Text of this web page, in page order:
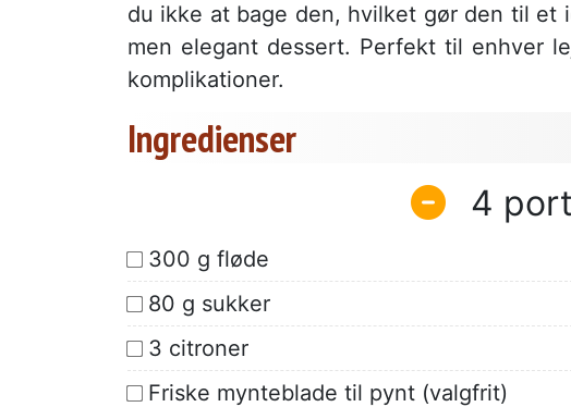
du ikke at bage den, hvilket gør den til et
men elegant dessert. Perfekt til enhver
komplikationer.
Ingredienser
4
300 g fløde
80 g sukker
3 citroner
Friske mynteblade til pynt (valgfrit)